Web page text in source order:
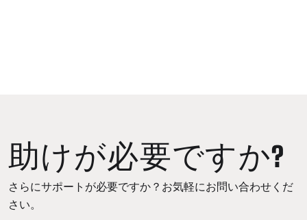
助けが必要ですか?
さらにサポートが必要ですか？お気軽にお問い合わせくだ
さい。